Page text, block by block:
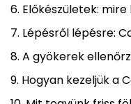
Előkészületek:
Lépésről lépésre:
A gyökerek
Hogyan kezeljük a